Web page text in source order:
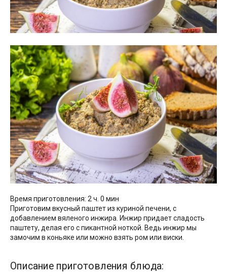
Время приготовления: 2 ч. 0 мин
Приготовим вкусный паштет из куриной печени, с
добавлением вяленого инжира. Инжир придает сладость
паштету, делая его с пикантной ноткой. Ведь инжир мы
замочим в коньяке или можно взять ром или виски.
Описание приготовления блюда: